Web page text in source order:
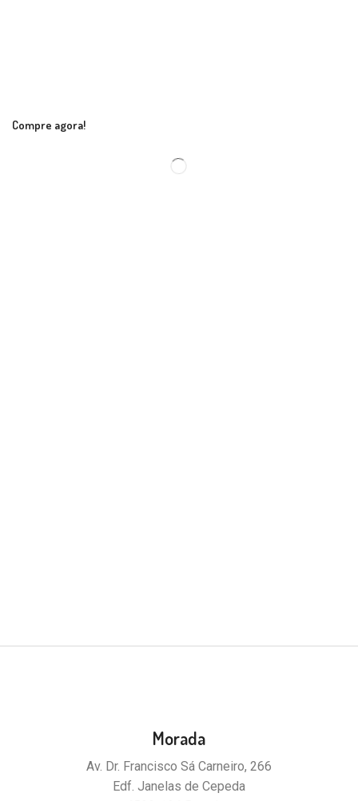
Compre agora!
Morada
Av. Dr. Francisco Sá Carneiro, 266
Edf. Janelas de Cepeda